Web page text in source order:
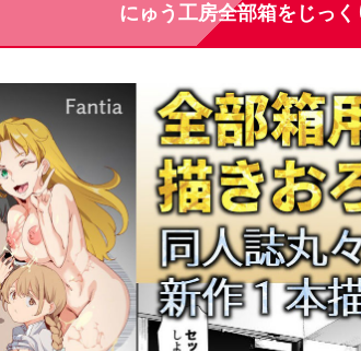
にゅう工房全部箱をじっく